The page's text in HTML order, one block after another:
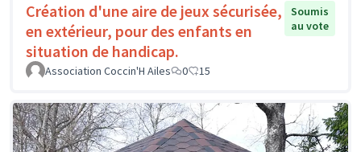
Création d'une aire de jeux sécurisée,
en extérieur, pour des enfants en
situation de handicap.
Soumis
au vote
Association Coccin'H Ailes 0 15